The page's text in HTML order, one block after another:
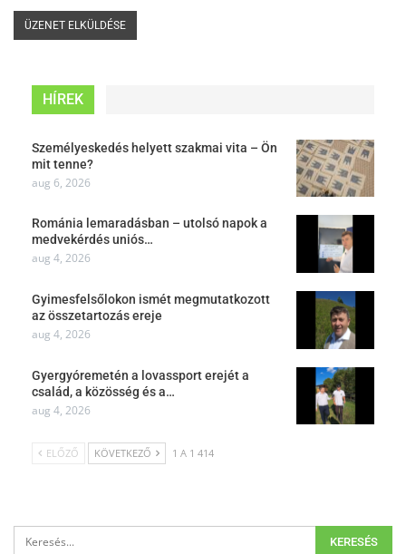
HÍREK
Személyeskedés helyett szakmai vita – Ön
mit tenne?
aug 6, 2026
Románia lemaradásban – utolsó napok a
medvekérdés uniós…
aug 4, 2026
Gyimesfelsőlokon ismét megmutatkozott
az összetartozás ereje
aug 4, 2026
Gyergyóremetén a lovassport erejét a
család, a közösség és a…
aug 4, 2026
ELŐZŐ KÖVETKEZŐ 1 A 1 414